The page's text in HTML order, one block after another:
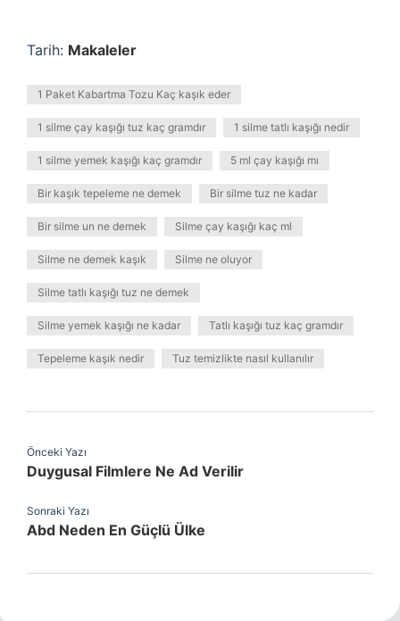
Tarih: Makaleler
1 Paket Kabartma Tozu Kaç kaşık eder
1 silme çay kaşığı tuz kaç gramdır 1 silme tatlı kaşığı nedir
1 silme yemek kaşığı kaç gramdır 5 ml çay kaşığı mı
Bir kaşık tepeleme ne demek Bir silme tuz ne kadar
Bir silme un ne demek Silme çay kaşığı kaç ml
Silme ne demek kaşık Silme ne oluyor
Silme tatlı kaşığı tuz ne demek
Silme yemek kaşığı ne kadar Tatlı kaşığı tuz kaç gramdır
Tepeleme kaşık nedir Tuz temizlikte nasıl kullanılır
Önceki Yazı
Duygusal Filmlere Ne Ad Verilir
Sonraki Yazı
Abd Neden En Güçlü Ülke